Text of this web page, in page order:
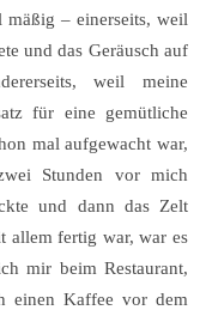
– einerseits, weil
und das Geräusch auf
weil meine
für eine gemütliche
mal aufgewacht war,
Stunden vor mich
und dann das Zelt
allem fertig war, war es
mir beim Restaurant,
einen Kaffee vor dem